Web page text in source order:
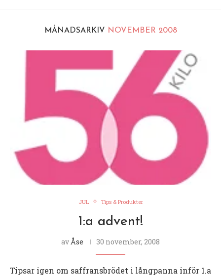
MÅNADSARKIV NOVEMBER 2008
JUL Tips & Produkter
1:a advent!
av Åse 30 november, 2008
Tipsar igen om saffransbrödet i långpanna inför 1.a